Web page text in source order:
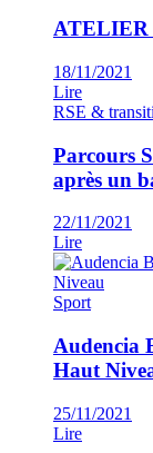
ATELIER
18/11/2021
Lire
RSE &
Parcours
après un
22/11/2021
Lire
Sport
Audencia
Haut
25/11/2021
Lire